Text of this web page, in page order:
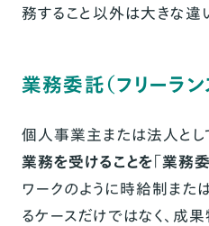
務すること以外は大きな違
業務委託（フリーラン
個人事業主または法人とし
業務を受けることを「業務
ワークのように時給制ま
るケースだけではなく、成